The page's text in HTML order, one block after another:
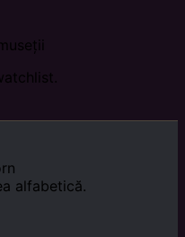
alfabetică.